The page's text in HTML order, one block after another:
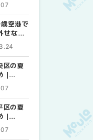
空港で
せない
18選
区の夏
|
区の夏
|
9
札幌市南区の夏祭
ントまとめ |
8
札幌市清田区の夏
ベントまとめ |
6
札幌市豊平区の夏
ベントまとめ |
9
10
札幌市清田区の夏
ベントまとめ |
6
辣湯（マーラータ
すめ専門店6選！本
| MouLa
5
最新】新千歳空港で
ない絶対に外せない
イーツ・焼き菓子18選
HOKKAIDO
25